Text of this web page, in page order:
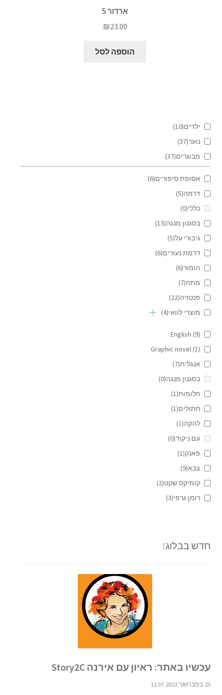
ארדור 5
₪23.00
הוספה לסל
ילדים(10)
נוער(37)
מבוגרים(37)
אסופת סיפורים(6)
דרמה(5)
כללי(0)
בסגנון מנגה(13)
גיבורי על(5)
דרמת נעורים(6)
הומור(6)
מתח(7)
פנטזיה(22)
מוצרי לוואי(4)
English (9)
Graphic novel (1)
אנגלית(7)
בסגנון מנגה(0)
חלומות(1)
חתולים(1)
להקה(1)
עם ניקוד(0)
פאנק(1)
צבא(9)
קומיקס שקט(2)
רומן גרפי(3)
חדש בבלוג!
עכשיו באתר: ראיון עם אירנה Story2C
25 בפברואר 2022 11:37